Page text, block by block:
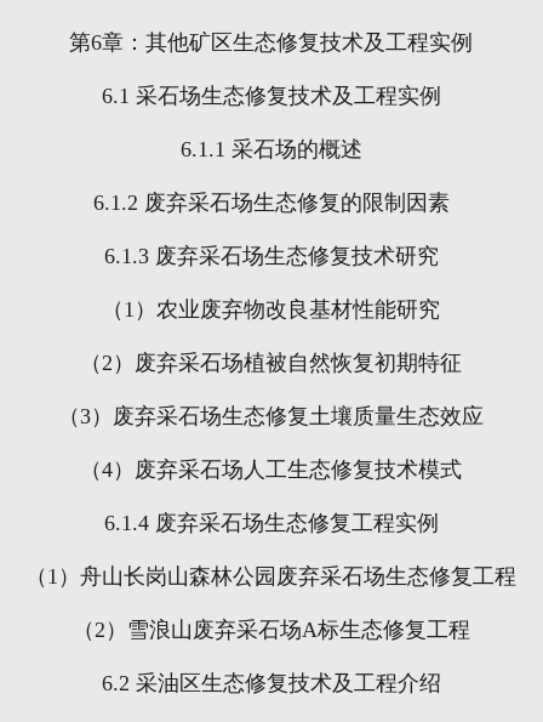
第6章：其他矿区生态修复技术及工程实例
6.1 采石场生态修复技术及工程实例
6.1.1 采石场的概述
6.1.2 废弃采石场生态修复的限制因素
6.1.3 废弃采石场生态修复技术研究
（ 1 ）农业废弃物改良基材性能研究
（ 2 ）废弃采石场植被自然恢复初期特征
（3）废弃采石场生态修复土壤质量生态效应
（4）废弃采石场人工生态修复技术模式
6.1.4 废弃采石场生态修复工程实例
（ 1 ）舟山长岗山森林公园废弃采石场生态修复工程
（ 2 ）雪浪山废弃采石场A标生态修复工程
6.2 采油区生态修复技术及工程介绍